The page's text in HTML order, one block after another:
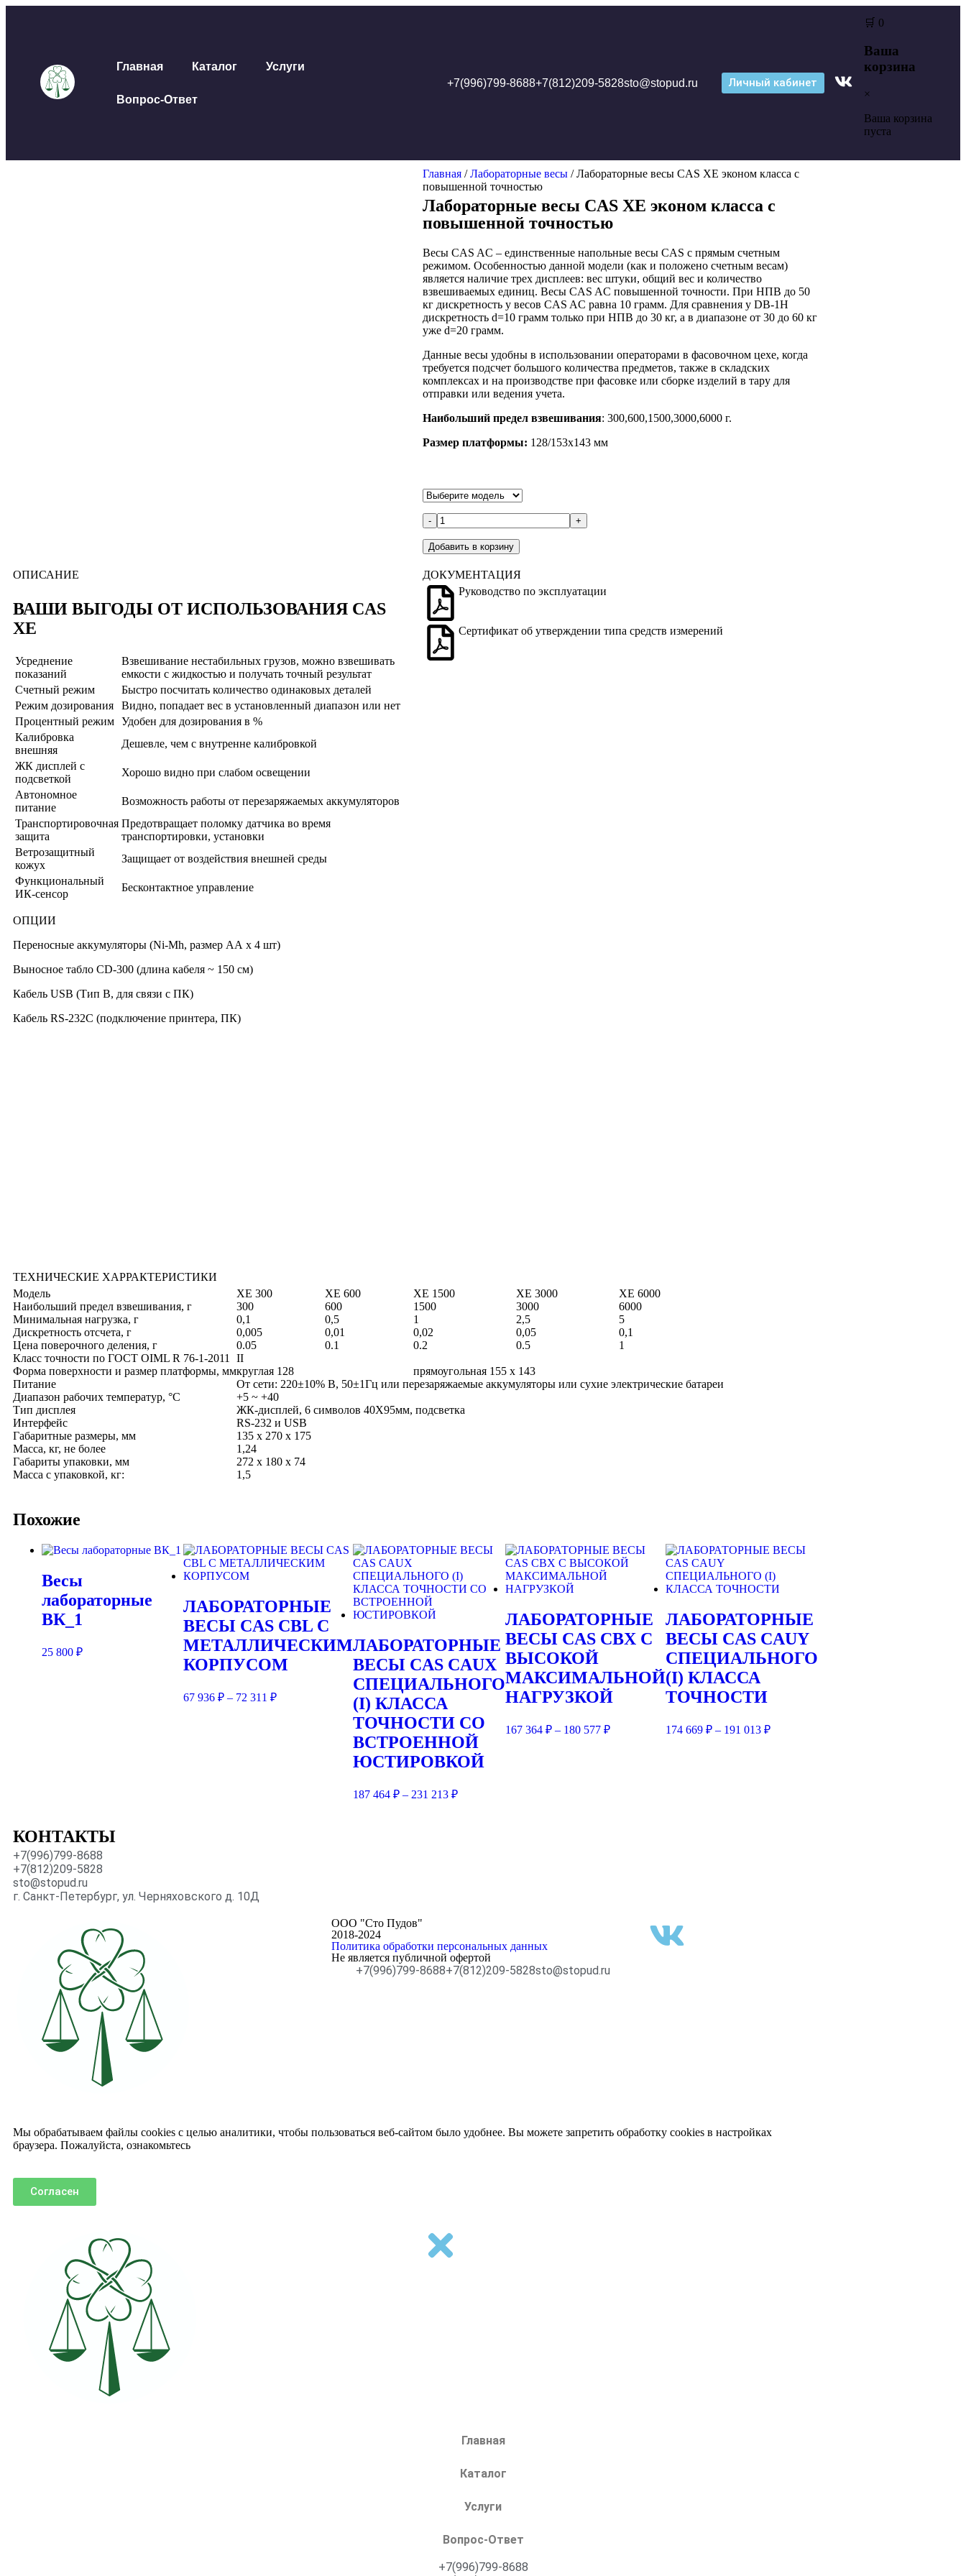
Главная Каталог Услуги
Вопрос-Ответ
+7(996)799-8688+7(812)209-5828sto@stopud.ru Личный кабинет
🛒 0
Ваша
корзина
×
Ваша корзина
пуста
Главная /Лабораторные весы / Лабораторные весы CAS XE эконом класса с
повышенной точностью
Лабораторные весы CAS XE эконом класса с
повышенной точностью
Весы CAS AC – единственные напольные весы CAS с прямым счетным
режимом. Особенностью данной модели (как и положено счетным весам)
является наличие трех дисплеев: вес штуки, общий вес и количество
взвешиваемых единиц. Весы CAS AC повышенной точности. При НПВ до 50
кг дискретность у весов CAS AC равна 10 грамм. Для сравнения у DB-1H
дискретность d=10 грамм только при НПВ до 30 кг, а в диапазоне от 30 до 60 кг
уже d=20 грамм.
Данные весы удобны в использовании операторами в фасовочном цехе, когда
требуется подсчет большого количества предметов, также в складских
комплексах и на производстве при фасовке или сборке изделий в тару для
отправки или ведения учета.
Наибольший предел взвешивания: 300,600,1500,3000,6000 г.
Размер платформы: 128/153х143 мм
- +
Добавить в корзину
ОПИСАНИЕ
ВАШИ ВЫГОДЫ ОТ ИСПОЛЬЗОВАНИЯ CAS
XE
Усреднение
показаний
Взвешивание нестабильных грузов, можно взвешивать
емкости с жидкостью и получать точный результат
Счетный режим
Быстро посчитать количество одинаковых деталей
Режим дозирования
Видно, попадает вес в установленный диапазон или нет
Процентный режим Удобен для дозирования в %
Калибровка
внешняя
Дешевле, чем с внутренне калибровкой
ЖК дисплей с
подсветкой
Хорошо видно при слабом освещении
Автономное
питание
Возможность работы от перезаряжаемых аккумуляторов
Транспортировочная
защита
Предотвращает поломку датчика во время
транспортировки, установки
Ветрозащитный
кожух
Защищает от воздействия внешней среды
Функциональный
ИК-сенсор
Бесконтактное управление
ОПЦИИ
Переносные аккумуляторы (Ni-Mh, размер АА х 4 шт)
Выносное табло СD-300 (длина кабеля ~ 150 см)
Кабель USB (Тип B, для связи с ПК)
Кабель RS-232C (подключение принтера, ПК)
ДОКУМЕНТАЦИЯ
Руководство по эксплуатации
Сертификат об утверждении типа средств измерений
ТЕХНИЧЕСКИЕ ХАРРАКТЕРИСТИКИ
Модель
XE 300 XE 600 XE 1500 XE 3000
XE 6000
Наибольший предел взвешивания, г
300 600 1500 3000
6000
Минимальная нагрузка, г
0,1 0,5 1 2,5
5
Дискретность отсчета, г
0,005 0,01 0,02 0,05
0,1
Цена поверочного деления, г
0.05 0.1 0.2 0.5
1
Класс точности по ГОСТ OIML R 76-1-2011
II
Форма поверхности и размер платформы, ммкруглая 128
прямоугольная 155 х 143
Питание
От сети: 220±10% В, 50±1Гц или перезаряжаемые аккумуляторы или сухие электрические батареи
Диапазон рабочих температур, °C
+5 ~ +40
Тип дисплея
ЖК-дисплей, 6 символов 40X95мм, подсветка
Интерфейс
RS-232 и USB
Габаритные размеры, мм
135 x 270 x 175
Масса, кг, не более
1,24
Габариты упаковки, мм
272 х 180 х 74
Масса с упаковкой, кг:
1,5
Похожие
Весы
лабораторные
ВК_1
25 800 ₽
ЛАБОРАТОРНЫЕ
ВЕСЫ CAS CBL С
МЕТАЛЛИЧЕСКИМ
КОРПУСОМ
67 936 ₽ – 72 311 ₽
ЛАБОРАТОРНЫЕ
ВЕСЫ CAS CAUX
СПЕЦИАЛЬНОГО
(I) КЛАССА
ТОЧНОСТИ СО
ВСТРОЕННОЙ
ЮСТИРОВКОЙ
187 464 ₽ – 231 213 ₽
ЛАБОРАТОРНЫЕ
ВЕСЫ CAS CBX С
ВЫСОКОЙ
МАКСИМАЛЬНОЙ
НАГРУЗКОЙ
167 364 ₽ – 180 577 ₽
ЛАБОРАТОРНЫЕ
ВЕСЫ CAS CAUY
СПЕЦИАЛЬНОГО
(I) КЛАССА
ТОЧНОСТИ
174 669 ₽ – 191 013 ₽
КОНТАКТЫ
+7(996)799-8688
+7(812)209-5828
sto@stopud.ru
г. Санкт-Петербург, ул. Черняховского д. 10Д
ООО "Сто Пудов"
2018-2024
Политика обработки персональных данных
Не является публичной офертой
+7(996)799-8688+7(812)209-5828sto@stopud.ru
Мы обрабатываем файлы cookies с целью аналитики, чтобы пользоваться веб-сайтом было удобнее. Вы можете запретить обработку cookies в настройках
браузера. Пожалуйста, ознакомьтесь
Согласен
Главная
Каталог
Услуги
Вопрос-Ответ
+7(996)799-8688